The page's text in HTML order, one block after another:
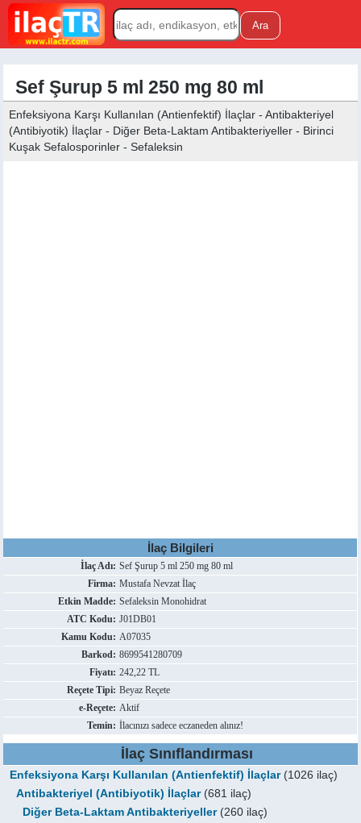
Sef Şurup 5 ml 250 mg 80 ml
Enfeksiyona Karşı Kullanılan (Antienfektif) İlaçlar - Antibakteriyel
(Antibiyotik) İlaçlar - Diğer Beta-Laktam Antibakteriyeller - Birinci
Kuşak Sefalosporinler - Sefaleksin
İlaç Bilgileri
İlaç Adı: Sef Şurup 5 ml 250 mg 80 ml
Firma: Mustafa Nevzat İlaç
Etkin Madde: Sefaleksin Monohidrat
ATC Kodu: J01DB01
Kamu Kodu: A07035
Barkod: 8699541280709
Fiyatı: 242,22 TL
Reçete Tipi: Beyaz Reçete
e-Reçete: Aktif
Temin: İlacınızı sadece eczaneden alınız!
İlaç Sınıflandırması
Enfeksiyona Karşı Kullanılan (Antienfektif) İlaçlar(1026 ilaç)
Antibakteriyel (Antibiyotik) İlaçlar(681 ilaç)
Diğer Beta-Laktam Antibakteriyeller(260 ilaç)